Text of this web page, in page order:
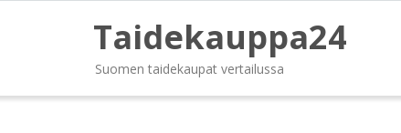
Taidekauppa24
Suomen taidekaupat vertailussa